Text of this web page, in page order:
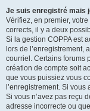
Je suis enregistré mais
Vérifiez, en premier,
corrects, il y a deux
Si la gestion COPPA est
lors de l’enregistrement,
courriel. Certains forums
création de compte soit
que vous puissiez vous
l’enregistrement. Si
Si vous n’avez pas reçu
adresse incorrecte ou